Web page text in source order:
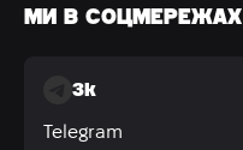
МИ В СОЦМЕРЕЖАХ
3k
Telegram